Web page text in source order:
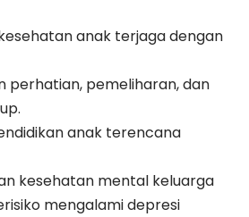
anak terjaga dengan
perhatian, pemeliharan, dan
anak terencana
kesehatan mental keluarga
mengalami depresi